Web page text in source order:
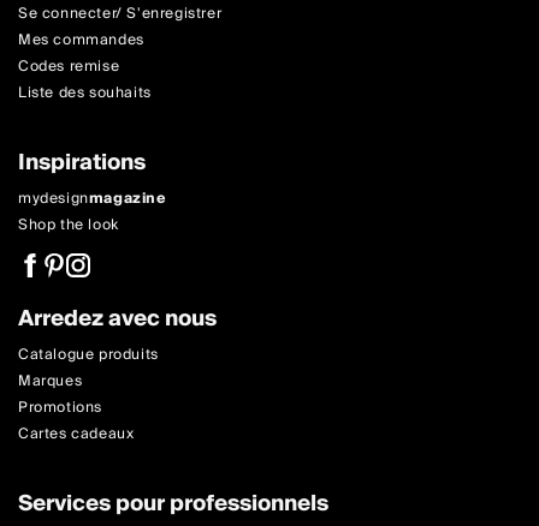
Se connecter/ S'enregistrer
Mes commandes
Codes remise
Liste des souhaits
Inspirations
mydesignmagazine
Shop the look
Arredez avec nous
Catalogue produits
Marques
Promotions
Cartes cadeaux
Services pour professionnels